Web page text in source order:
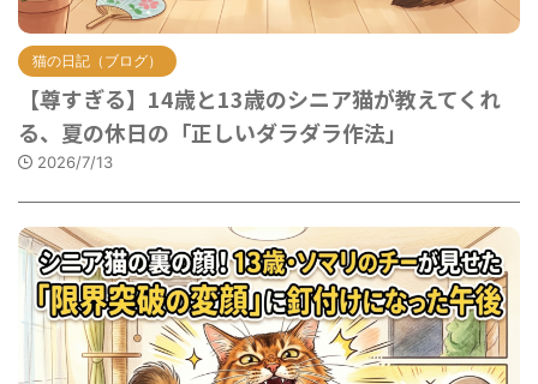
猫の日記（ブログ）
【尊すぎる】14歳と13歳のシニア猫が教えてくれ
る、夏の休日の「正しいダラダラ作法」
2026/7/13